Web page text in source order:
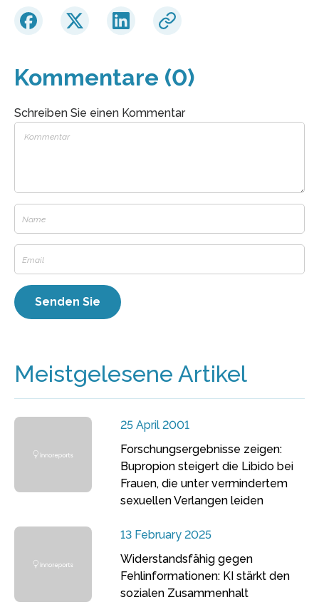
Kommentare (0)
Schreiben Sie einen Kommentar
Meistgelesene Artikel
25 April 2001
Forschungsergebnisse zeigen:
Bupropion steigert die Libido bei
Frauen, die unter vermindertem
sexuellen Verlangen leiden
13 February 2025
Widerstandsfähig gegen
Fehlinformationen: KI stärkt den
sozialen Zusammenhalt